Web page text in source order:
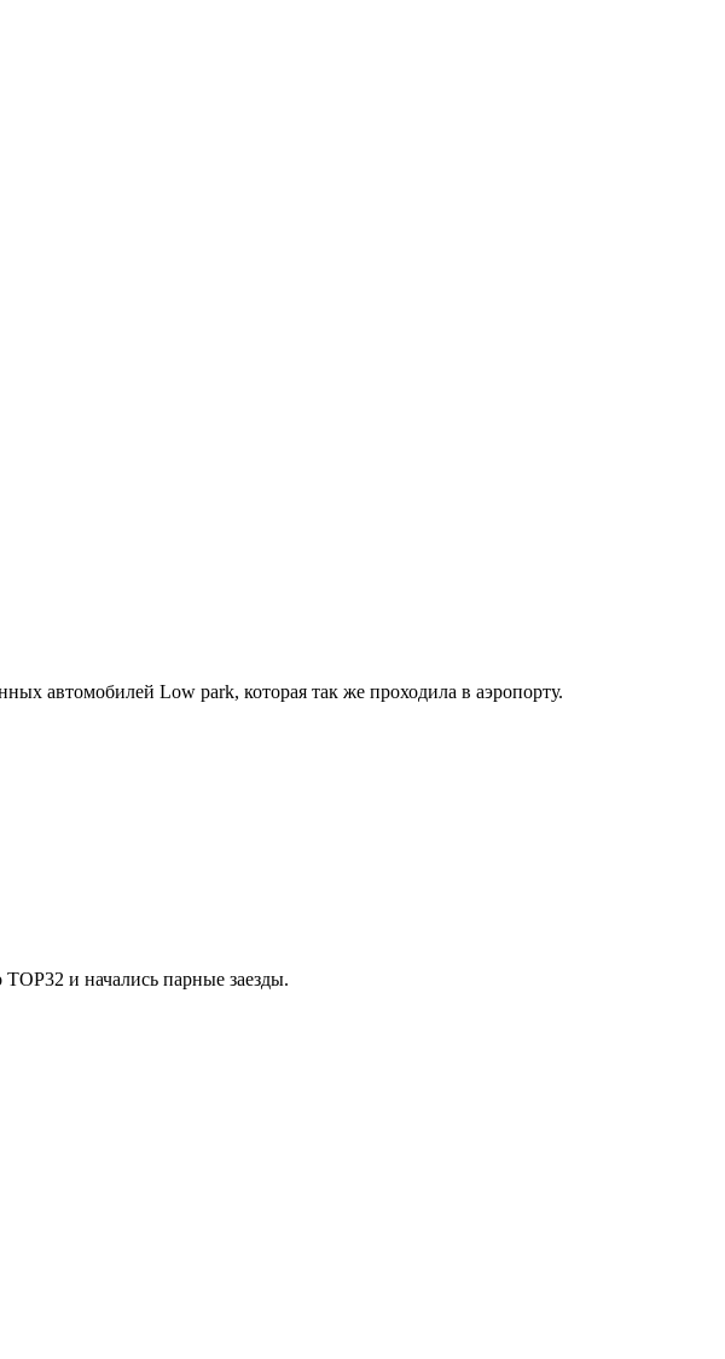
автомобилей Low park, которая так же проходила в аэропорту.
ТОР32 и начались парные заезды.